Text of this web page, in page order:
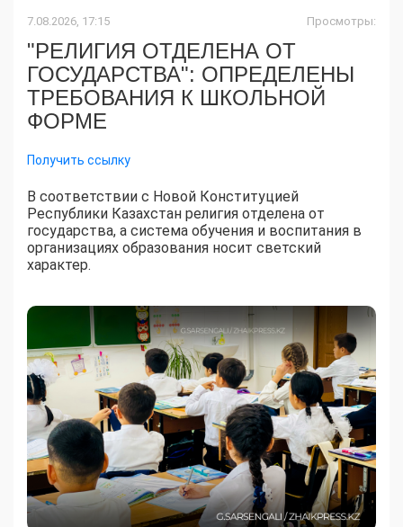
7.08.2026, 17:15 Просмотры:
"РЕЛИГИЯ ОТДЕЛЕНА ОТ
ГОСУДАРСТВА": ОПРЕДЕЛЕНЫ
ТРЕБОВАНИЯ К ШКОЛЬНОЙ
ФОРМЕ
Получить ссылку
В соответствии с Новой Конституцией
Республики Казахстан религия отделена от
государства, а система обучения и воспитания в
организациях образования носит светский
характер.